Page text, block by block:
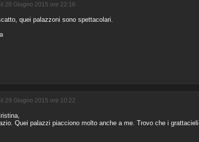
28 Giugno 2015 ore 22:16
quei palazzoni sono spettacolari.
29 Giugno 2015 ore 10:22
Quei palazzi piacciono molto anche a me. Trovo che i